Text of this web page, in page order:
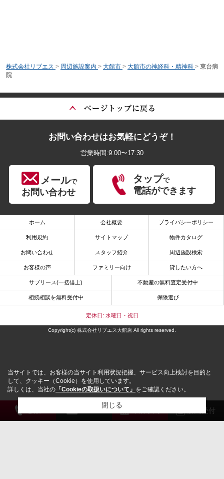
株式会社リブエス > 周辺施設案内 > 大館市 > 大館市の神経科・精神科 > 東台病
院
解約受付
お問い合わせはお気軽にどうぞ！
営業時間:9:00〜17:30
メールで
お問い合わせ
タップで
電話ができます
ホーム 会社概要 プライバシーポリシー
利用規約 サイトマップ 物件カタログ
お問い合わせ スタッフ紹介 周辺施設検索
お客様の声 ファミリー向け 貸したい方へ
サブリース(一括借上) 不動産の無料査定受付中
相続相談を無料受付中 保険選び
定休日: 水曜日・祝日
Copyright(c) 株式会社リブエス大館店 All rights reserved.
当サイトでは、お客様の当サイト利用状況把握、サービス向上検討を目的と
して、クッキー（Cookie）を使用しています。
詳しくは、当社の 「Cookieの取扱いについて」 をご確認ください。
閉じる